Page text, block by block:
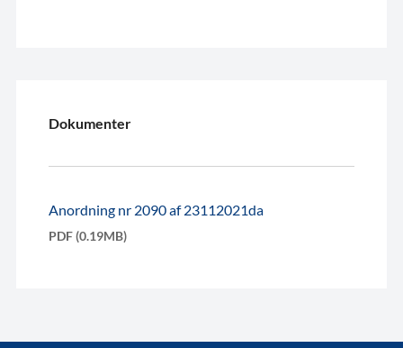
Dokumenter
Anordning nr 2090 af 23112021da
PDF (0.19MB)